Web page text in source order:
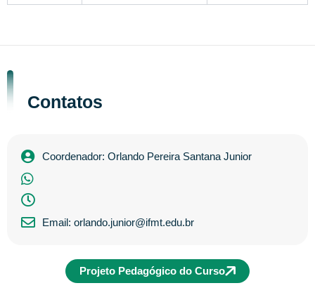
Contatos
Coordenador: Orlando Pereira Santana Junior
Email: orlando.junior@ifmt.edu.br
Projeto Pedagógico do Curso